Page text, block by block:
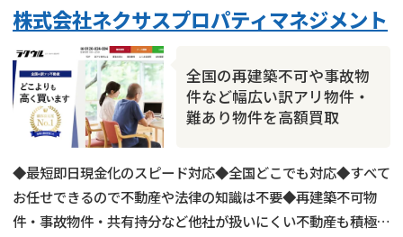
株式会社ネクサスプロパティマネジメント
全国の再建築不可や事故物
件など幅広い訳アリ物件・
難あり物件を高額買取
◆最短即日現金化のスピード対応◆全国どこでも対応◆すべて
お任せできるので不動産や法律の知識は不要◆再建築不可物
件・事故物件・共有持分など他社が扱いにくい不動産も積極買